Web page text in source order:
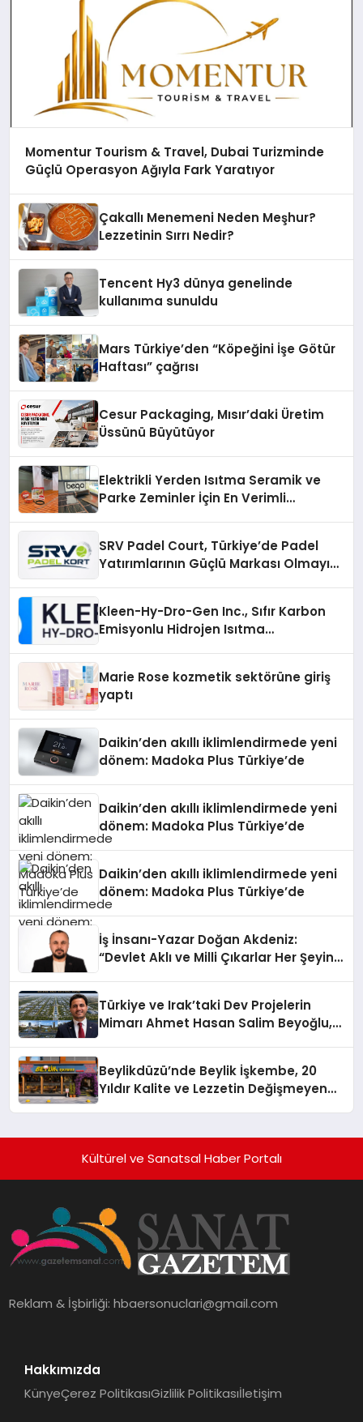
Momentur Tourism & Travel, Dubai Turizminde
Güçlü Operasyon Ağıyla Fark Yaratıyor
Çakallı Menemeni Neden Meşhur?
Lezzetinin Sırrı Nedir?
Tencent Hy3 dünya genelinde
kullanıma sunuldu
Mars Türkiye’den “Köpeğini İşe Götür
Haftası” çağrısı
Cesur Packaging, Mısır’daki Üretim
Üssünü Büyütüyor
Elektrikli Yerden Isıtma Seramik ve
Parke Zeminler İçin En Verimli
SRV Padel Court, Türkiye’de Padel
Yatırımlarının Güçlü Markası Olmayı
Kleen-Hy-Dro-Gen Inc., Sıfır Karbon
Emisyonlu Hidrojen Isıtma
Marie Rose kozmetik sektörüne giriş
yaptı
Daikin’den akıllı iklimlendirmede yeni
dönem: Madoka Plus Türkiye’de
Daikin’den akıllı iklimlendirmede yeni
dönem: Madoka Plus Türkiye’de
Daikin’den akıllı iklimlendirmede yeni
dönem: Madoka Plus Türkiye’de
İş İnsanı-Yazar Doğan Akdeniz:
“Devlet Aklı ve Milli Çıkarlar Her Şeyin
Türkiye ve Irak’taki Dev Projelerin
Mimarı Ahmet Hasan Salim Beyoğlu,
Hayata Geçirecek
Beylikdüzü’nde Beylik İşkembe, 20
Yıldır Kalite ve Lezzetin Değişmeyen
Kültürel ve Sanatsal Haber Portalı
Reklam & İşbirliği:hbaersonuclari@gmail.com
Hakkımızda
KünyeÇerez PolitikasıGizlilik Politikasıİletişim